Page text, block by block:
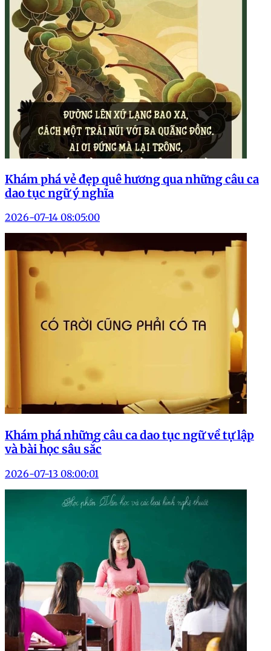
Khám phá vẻ đẹp quê hương qua những câu ca
dao tục ngữ ý nghĩa
2026-07-14 08:05:00
Khám phá những câu ca dao tục ngữ về tự lập
và bài học sâu sắc
2026-07-13 08:00:01